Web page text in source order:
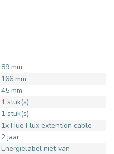
89 mm
166 mm
45 mm
1 stuk(s)
1 stuk(s)
1x Hue Flux extention cable
2 jaar
Energielabel niet van